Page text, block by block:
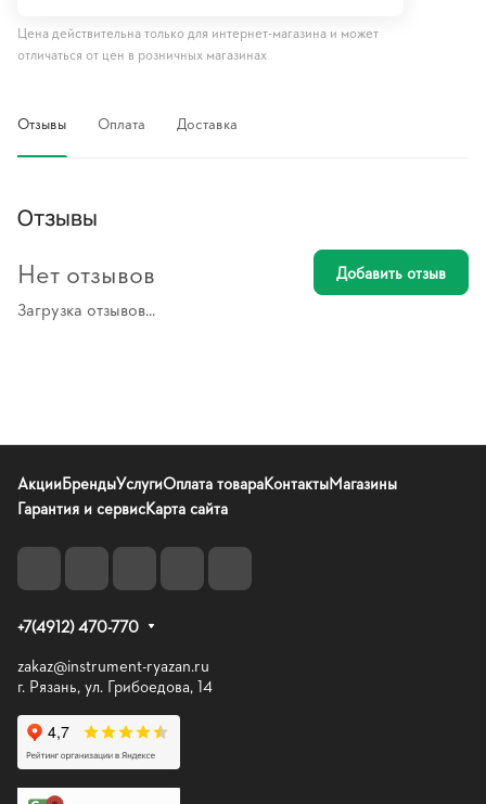
Цена действительна только для интернет-магазина и может
отличаться от цен в розничных магазинах
Отзывы Оплата Доставка
Отзывы
Загрузка отзывов...
Нет отзывов Добавить отзыв
АкцииБрендыУслугиОплата товараКонтактыМагазины
Гарантия и сервисКарта сайта
+7(4912) 470-770
zakaz@instrument-ryazan.ru
г. Рязань, ул. Грибоедова, 14